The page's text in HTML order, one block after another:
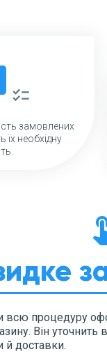
checklist
замовлених
їх необхідну
всю процедуру
Він уточнить
й доставки.